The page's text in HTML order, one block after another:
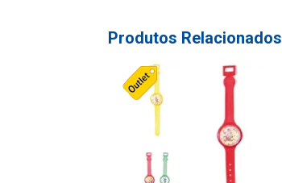
Produtos Relacionados